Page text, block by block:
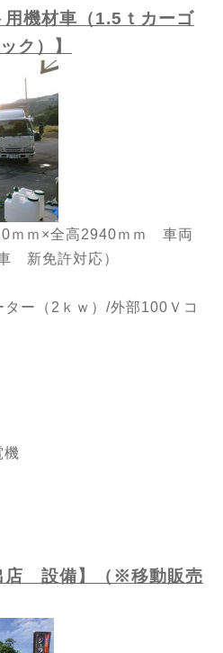
用機材車（1.5ｔカーゴ
ク）】
ｍｍ×全高2940ｍｍ 車両
新免許対応）
ー（2ｋｗ）/外部100Ｖコ
機
店 設備】（※移動販売